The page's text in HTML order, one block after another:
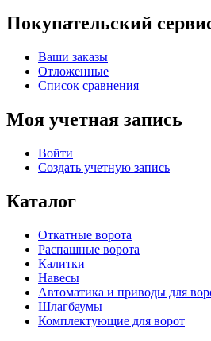
Покупательский
Ваши заказы
Отложенные
Список сравнения
Моя учетная запись
Войти
Создать учетную запись
Каталог
Откатные ворота
Распашные ворота
Калитки
Навесы
Автоматика и приводы для
Шлагбаумы
Комплектующие для ворот